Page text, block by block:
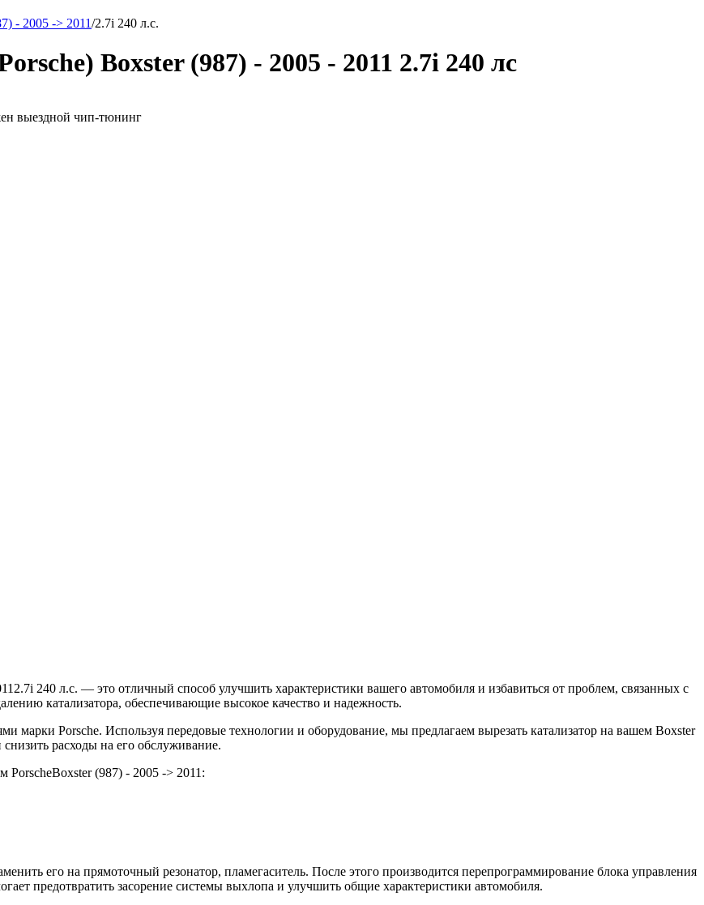
- 2005 -> 2011/2.7i 240 л.с.
Boxster (987) - 2005 - 2011 2.7i 240 лс
выездной чип-тюнинг
240 л.с. — это отличный способ улучшить характеристики вашего автомобиля и избавиться от проблем, связанных с
катализатора, обеспечивающие высокое качество и надежность.
Porsche. Используя передовые технологии и оборудование, мы предлагаем вырезать катализатор на вашем Boxster
расходы на его обслуживание.
PorscheBoxster (987) - 2005 -> 2011:
его на прямоточный резонатор, пламегаситель. После этого производится перепрограммирование блока управления
предотвратить засорение системы выхлопа и улучшить общие характеристики автомобиля.